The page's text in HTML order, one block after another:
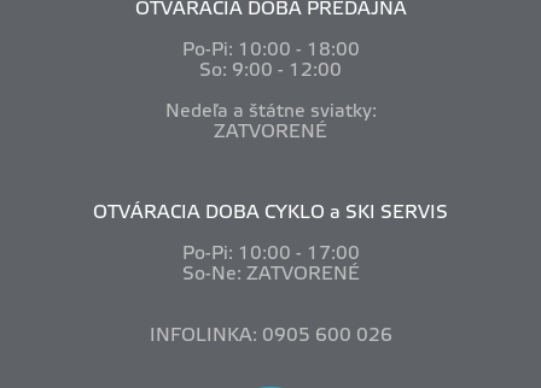
OTVÁRACIA DOBA PREDAJŇA
Po-Pi: 10:00 - 18:00
So: 9:00 - 12:00
Nedeľa a štátne sviatky:
ZATVORENÉ
OTVÁRACIA DOBA CYKLO a SKI SERVIS
Po-Pi: 10:00 - 17:00
So-Ne: ZATVORENÉ
INFOLINKA: 0905 600 026